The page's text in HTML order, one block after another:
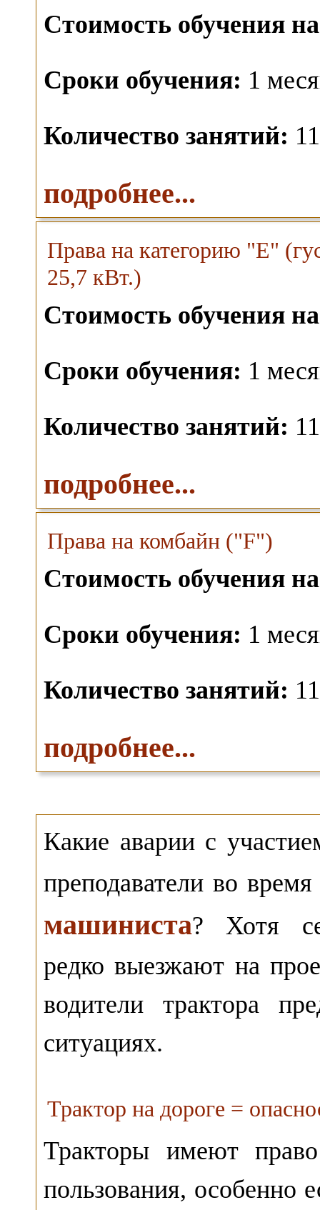
Стоимость обучения
Сроки обучения: 1
Количество занятий:
подробнее...
Права на категорию "E"
25,7 кВт.)
Стоимость обучения
Сроки обучения: 1
Количество занятий:
подробнее...
Права на комбайн ("F")
Стоимость обучения
Сроки обучения: 1
Количество занятий:
подробнее...
Какие аварии с
преподаватели во
машиниста? Хотя
редко выезжают на
водители трактора
ситуациях.
Трактор на дороге =
Тракторы имеют
пользования, особенно